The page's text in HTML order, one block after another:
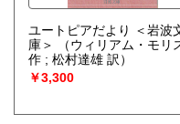
ユートピアだより ＜岩波
庫＞
（ウィリアム・モリ
作 ; 松村達雄 訳）
￥3,300